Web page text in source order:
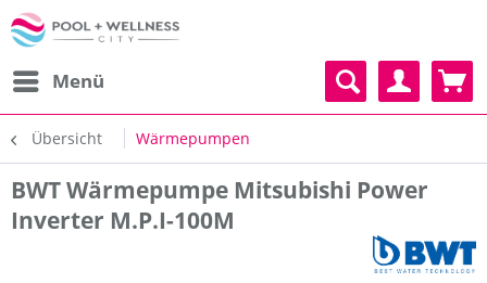
Menü
Übersicht Wärmepumpen
BWT Wärmepumpe Mitsubishi Power
Inverter M.P.I-100M